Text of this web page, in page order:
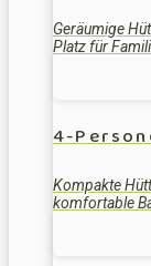
Geräumige
Platz für
4-
Kompakte
komfortable